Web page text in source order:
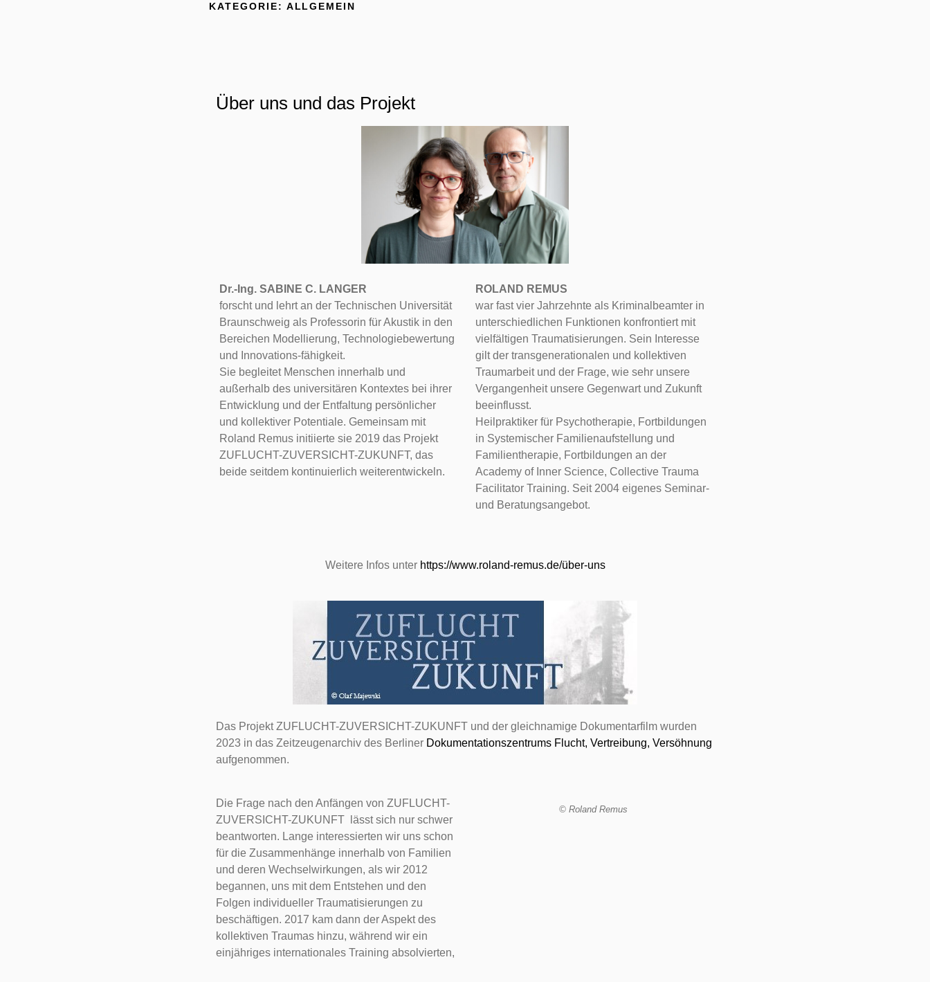
KATEGORIE: ALLGEMEIN
Über uns und das Projekt
Dr.-Ing. SABINE C. LANGER
forscht und lehrt an der Technischen Universität
Braunschweig als Professorin für Akustik in den
Bereichen Modellierung, Technologiebewertung
und Innovations-fähigkeit.
Sie begleitet Menschen innerhalb und
außerhalb des universitären Kontextes bei ihrer
Entwicklung und der Entfaltung persönlicher
und kollektiver Potentiale. Gemeinsam mit
Roland Remus initiierte sie 2019 das Projekt
ZUFLUCHT-ZUVERSICHT-ZUKUNFT, das
beide seitdem kontinuierlich weiterentwickeln.
ROLAND REMUS
war fast vier Jahrzehnte als Kriminalbeamter in
unterschiedlichen Funktionen konfrontiert mit
vielfältigen Traumatisierungen. Sein Interesse
gilt der transgenerationalen und kollektiven
Traumarbeit und der Frage, wie sehr unsere
Vergangenheit unsere Gegenwart und Zukunft
beeinflusst.
Heilpraktiker für Psychotherapie, Fortbildungen
in Systemischer Familienaufstellung und
Familientherapie, Fortbildungen an der
Academy of Inner Science, Collective Trauma
Facilitator Training. Seit 2004 eigenes Seminar-
und Beratungsangebot.
Weitere Infos unter https://www.roland-remus.de/über-uns
Das Projekt ZUFLUCHT-ZUVERSICHT-ZUKUNFT und der gleichnamige Dokumentarfilm wurden
2023 in das Zeitzeugenarchiv des Berliner Dokumentationszentrums Flucht, Vertreibung, Versöhnung
aufgenommen.
Die Frage nach den Anfängen von ZUFLUCHT-
ZUVERSICHT-ZUKUNFT lässt sich nur schwer
beantworten. Lange interessierten wir uns schon
für die Zusammenhänge innerhalb von Familien
und deren Wechselwirkungen, als wir 2012
begannen, uns mit dem Entstehen und den
Folgen individueller Traumatisierungen zu
beschäftigen. 2017 kam dann der Aspekt des
kollektiven Traumas hinzu, während wir ein
einjähriges internationales Training absolvierten,
© Roland Remus